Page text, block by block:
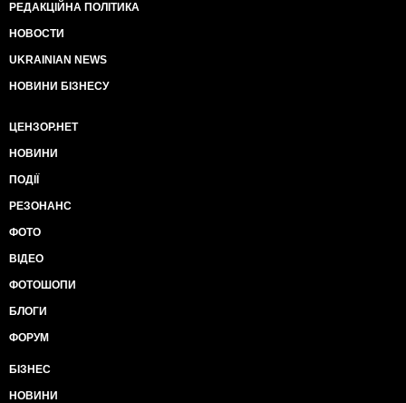
РЕДАКЦІЙНА ПОЛІТИКА
НОВОСТИ
UKRAINIAN NEWS
НОВИНИ БІЗНЕСУ
ЦЕНЗОР.НЕТ
НОВИНИ
ПОДІЇ
РЕЗОНАНС
ФОТО
ВІДЕО
ФОТОШОПИ
БЛОГИ
ФОРУМ
БІЗНЕС
НОВИНИ